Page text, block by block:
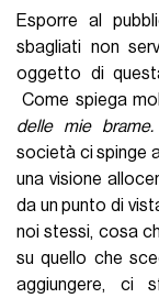
Esporre al
sbagliati non
oggetto di
Come spiega
delle mie
società ci spinge
una visione
da un punto di
noi stessi, cosa
su quello che
aggiungere, ci